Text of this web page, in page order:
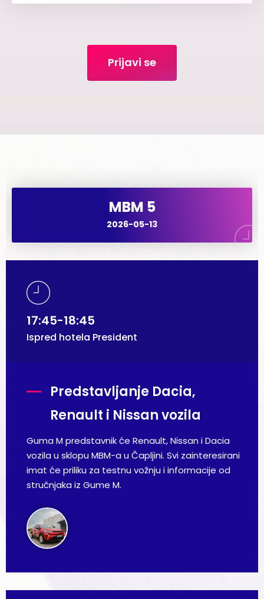
Prijavi se
MBM 5
2026-05-13
17:45-18:45
Ispred hotela President
Predstavljanje Dacia,
Renault i Nissan vozila
Guma M predstavnik će Renault, Nissan i Dacia
vozila u sklopu MBM-a u Čapljini. Svi zainteresirani
imat će priliku za testnu vožnju i informacije od
stručnjaka iz Gume M.